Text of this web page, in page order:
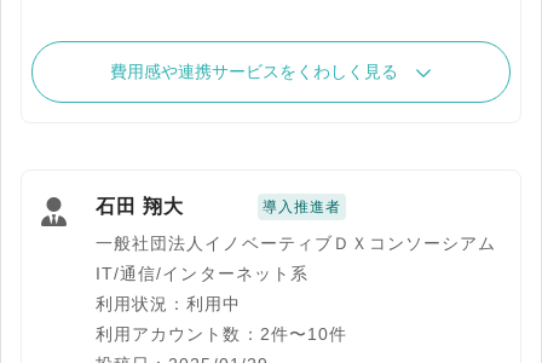
費用感や連携サービスをくわしく見る
石田 翔大 導入推進者
一般社団法人イノベーティブＤＸコンソーシアム
IT/通信/インターネット系
利用状況：利用中
利用アカウント数：2件〜10件